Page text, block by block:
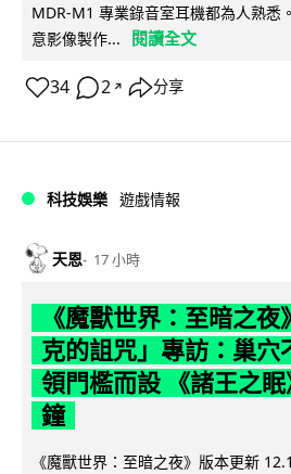
MDR-M1 專業錄音室耳機都為人熟悉
意影像製作...
閱讀全文
34 2 ↗ 分享
科技娛樂 遊戲情報
天恩 17 小時
《魔獸世界：至暗之
克的詛咒」專訪：巢穴
領門檻而設 《諸王之
鐘
《魔獸世界：至暗之夜》版本更新